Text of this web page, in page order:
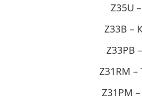
Z35U
Z33B –
Z33PB
Z31RM
Z31PM